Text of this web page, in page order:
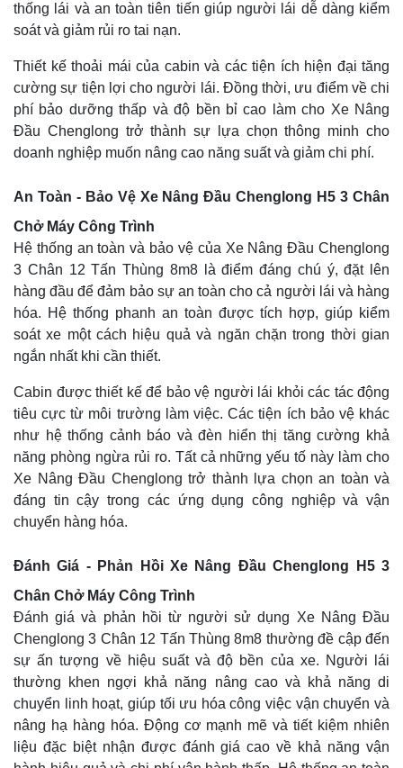
thống lái và an toàn tiên tiến giúp người lái dễ dàng kiểm
soát và giảm rủi ro tai nạn.
Thiết kế thoải mái của cabin và các tiện ích hiện đại tăng
cường sự tiện lợi cho người lái. Đồng thời, ưu điểm về chi
phí bảo dưỡng thấp và độ bền bỉ cao làm cho Xe Nâng
Đầu Chenglong trở thành sự lựa chọn thông minh cho
doanh nghiệp muốn nâng cao năng suất và giảm chi phí.
An Toàn - Bảo Vệ Xe Nâng Đầu Chenglong H5 3 Chân
Chở Máy Công Trình
Hệ thống an toàn và bảo vệ của Xe Nâng Đầu Chenglong
3 Chân 12 Tấn Thùng 8m8 là điểm đáng chú ý, đặt lên
hàng đầu để đảm bảo sự an toàn cho cả người lái và hàng
hóa. Hệ thống phanh an toàn được tích hợp, giúp kiểm
soát xe một cách hiệu quả và ngăn chặn trong thời gian
ngắn nhất khi cần thiết.
Cabin được thiết kế để bảo vệ người lái khỏi các tác động
tiêu cực từ môi trường làm việc. Các tiện ích bảo vệ khác
như hệ thống cảnh báo và đèn hiển thị tăng cường khả
năng phòng ngừa rủi ro. Tất cả những yếu tố này làm cho
Xe Nâng Đầu Chenglong trở thành lựa chọn an toàn và
đáng tin cậy trong các ứng dụng công nghiệp và vận
chuyển hàng hóa.
Đánh Giá - Phản Hồi Xe Nâng Đầu Chenglong H5 3
Chân Chở Máy Công Trình
Đánh giá và phản hồi từ người sử dụng Xe Nâng Đầu
Chenglong 3 Chân 12 Tấn Thùng 8m8 thường đề cập đến
sự ấn tượng về hiệu suất và độ bền của xe. Người lái
thường khen ngợi khả năng nâng cao và khả năng di
chuyển linh hoạt, giúp tối ưu hóa công việc vận chuyển và
nâng hạ hàng hóa. Động cơ mạnh mẽ và tiết kiệm nhiên
liệu đặc biệt nhận được đánh giá cao về khả năng vận